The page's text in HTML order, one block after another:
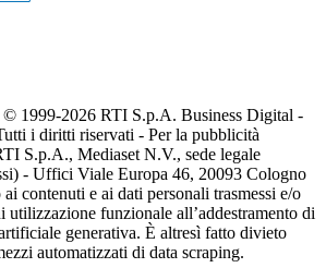
© 1999-2026 RTI S.p.A. Business Digital -
i diritti riservati - Per la pubblicità
S.p.A., Mediaset N.V., sede legale
- Uffici Viale Europa 46, 20093 Cologno
ai contenuti e ai dati personali trasmessi e/o
utilizzazione funzionale all’addestramento di
generativa. È altresì fatto divieto
automatizzati di data scraping.